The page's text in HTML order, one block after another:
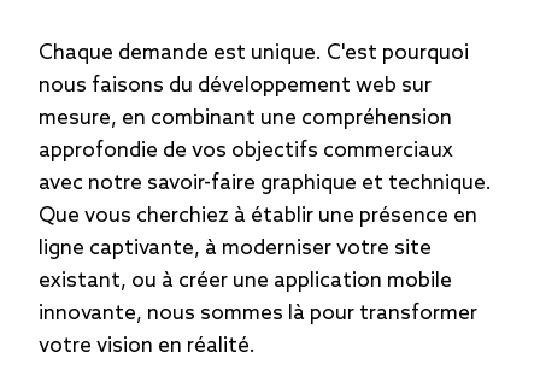
Chaque demande est unique. C'est pourquoi
nous faisons du développement web sur
mesure, en combinant une compréhension
approfondie de vos objectifs commerciaux
avec notre savoir-faire graphique et technique.
Que vous cherchiez à établir une présence en
ligne captivante, à moderniser votre site
existant, ou à créer une application mobile
innovante, nous sommes là pour transformer
votre vision en réalité.